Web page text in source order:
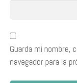
Guarda mi nombre,
navegador para la